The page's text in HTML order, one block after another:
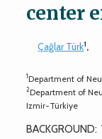
center
Çağlar Türk1,
1Department of
2Department of
Izmir-Türkiye